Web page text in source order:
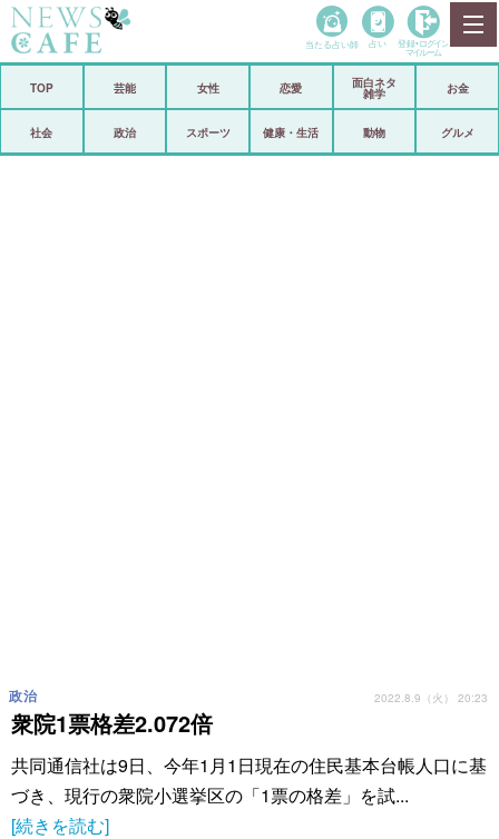
政治
当たる占い師 占い 登録• ログイン
マイルーム
TOP 芸能 女性 恋愛
面白ネタ
雑学
お金
社会 政治 スポーツ 健康・生活 動物 グルメ
衆院1票格差2.072倍
政治 2022.8.9（火） 20:23
共同通信社は9日、今年1月1日現在の住民基本台帳人口に基
づき、現行の衆院小選挙区の「1票の格差」を試...
[続きを読む]